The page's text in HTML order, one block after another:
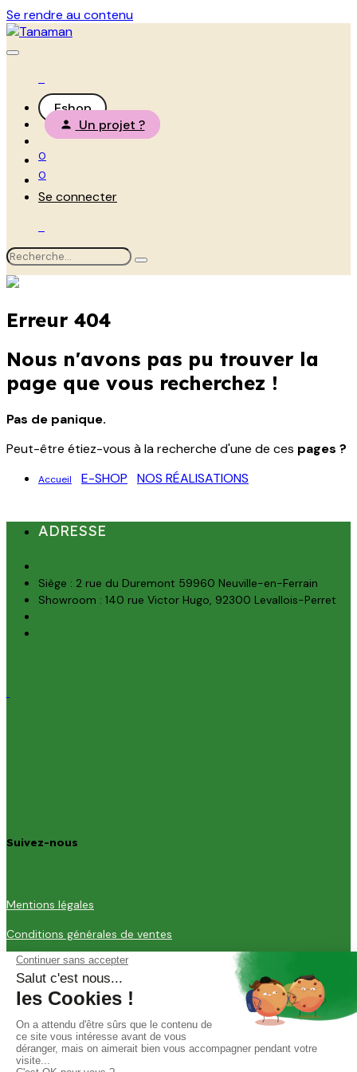
Se rendre au contenu
Eshop
Un projet ?
0
0
Se connecter
Erreur 404
Nous n'avons pas pu trouver la
page que vous recherchez !
Pas de panique.
Peut-être étiez-vous à la recherche d'une de ces pages ?
Accueil E-SHOP NOS RÉALISATIONS
ADRESSE
Siège : 2 rue du Duremont 59960 Neuville-en-Ferrain
Showroom : 140 rue Victor Hugo, 92300 Levallois-Perret
Suivez-nous
Mentions légales
Conditions générales de ventes
© 2025 Tanaman
CONTACT
+33 9 73 89 26 30
contact@tanaman.fr